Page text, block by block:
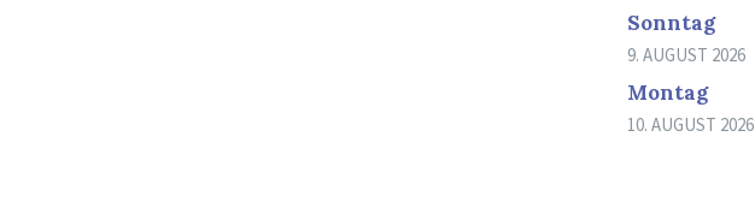
Sonntag
9. AUGUST 2026
Montag
10. AUGUST 2026